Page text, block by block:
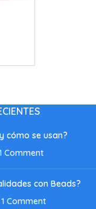
cómo se usan?
Comment
con Beads?
1 Comment